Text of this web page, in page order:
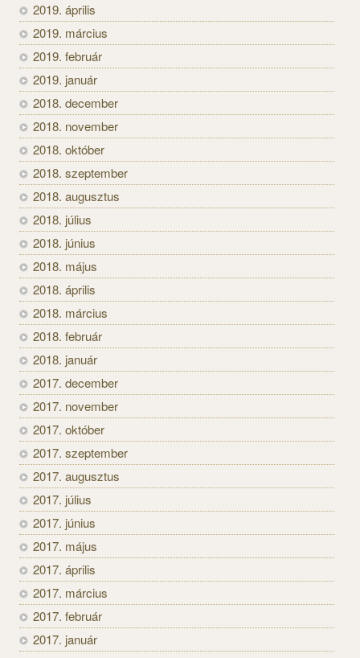
2019. április
2019. március
2019. február
2019. január
2018. december
2018. november
2018. október
2018. szeptember
2018. augusztus
2018. július
2018. június
2018. május
2018. április
2018. március
2018. február
2018. január
2017. december
2017. november
2017. október
2017. szeptember
2017. augusztus
2017. július
2017. június
2017. május
2017. április
2017. március
2017. február
2017. január